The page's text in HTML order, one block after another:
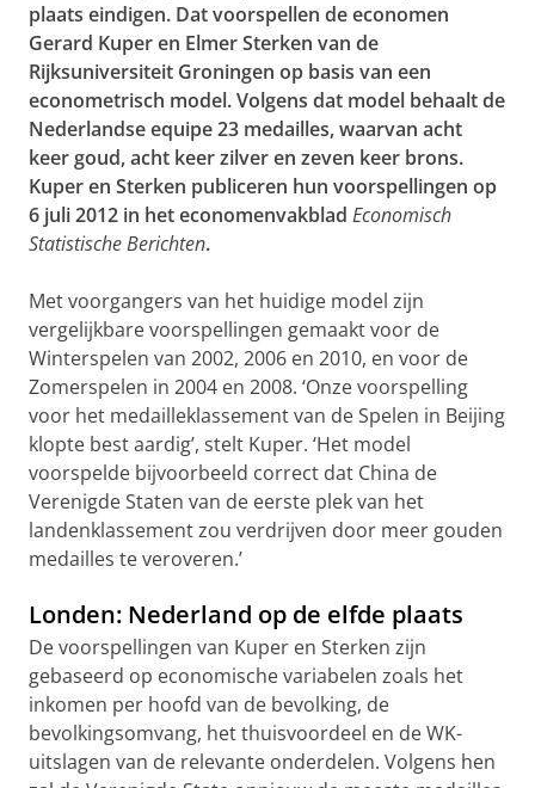
plaats eindigen. Dat voorspellen de economen
Gerard Kuper en Elmer Sterken van de
Rijksuniversiteit Groningen op basis van een
econometrisch model. Volgens dat model behaalt de
Nederlandse equipe 23 medailles, waarvan acht
keer goud, acht keer zilver en zeven keer brons.
Kuper en Sterken publiceren hun voorspellingen op
6 juli 2012 in het economenvakblad Economisch
Statistische Berichten.
Met voorgangers van het huidige model zijn
vergelijkbare voorspellingen gemaakt voor de
Winterspelen van 2002, 2006 en 2010, en voor de
Zomerspelen in 2004 en 2008. ‘Onze voorspelling
voor het medailleklassement van de Spelen in Beijing
klopte best aardig’, stelt Kuper. ‘Het model
voorspelde bijvoorbeeld correct dat China de
Verenigde Staten van de eerste plek van het
landenklassement zou verdrijven door meer gouden
medailles te veroveren.’
Londen: Nederland op de elfde plaats
De voorspellingen van Kuper en Sterken zijn
gebaseerd op economische variabelen zoals het
inkomen per hoofd van de bevolking, de
bevolkingsomvang, het thuisvoordeel en de WK-
uitslagen van de relevante onderdelen. Volgens hen